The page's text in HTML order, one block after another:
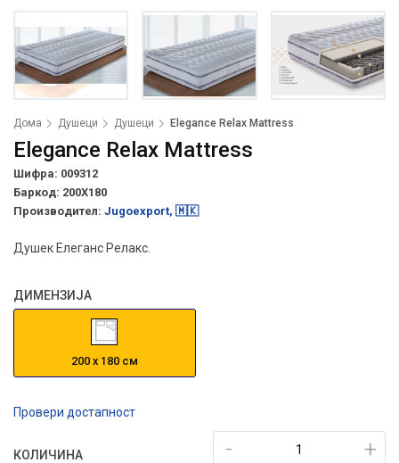
Дома Душеци Душеци Elegance Relax Mattress
Elegance Relax Mattress
Шифра: 009312
Баркод: 200X180
Производител: Jugoexport, 🇲🇰
Душек Елеганс Релакс.
ДИМЕНЗИЈА
200 х 180 см
Провери достапност
КОЛИЧИНА +
-